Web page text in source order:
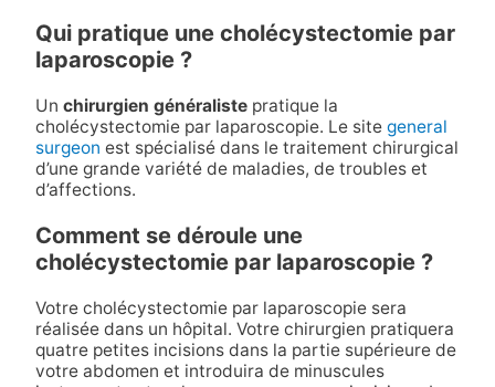
Qui pratique une cholécystectomie par
laparoscopie ?
Un chirurgien généralistepratique la
cholécystectomie par laparoscopie. Le site general
surgeon est spécialisé dans le traitement chirurgical
d’une grande variété de maladies, de troubles et
d’affections.
Comment se déroule une
cholécystectomie par laparoscopie ?
Votre cholécystectomie par laparoscopie sera
réalisée dans un hôpital. Votre chirurgien pratiquera
quatre petites incisions dans la partie supérieure de
votre abdomen et introduira de minuscules